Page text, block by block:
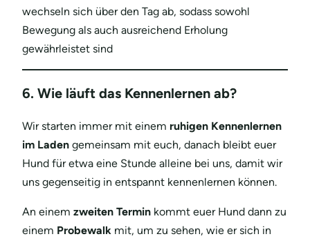
wechseln sich über den Tag ab, sodass sowohl
Bewegung als auch ausreichend Erholung
gewährleistet sind
6. Wie läuft das Kennenlernen ab?
Wir starten immer mit einem ruhigen Kennenlernen
im Laden gemeinsam mit euch, danach bleibt euer
Hund für etwa eine Stunde alleine bei uns, damit wir
uns gegenseitig in entspannt kennenlernen können.
An einem zweiten Termin kommt euer Hund dann zu
einem Probewalk mit, um zu sehen, wie er sich in